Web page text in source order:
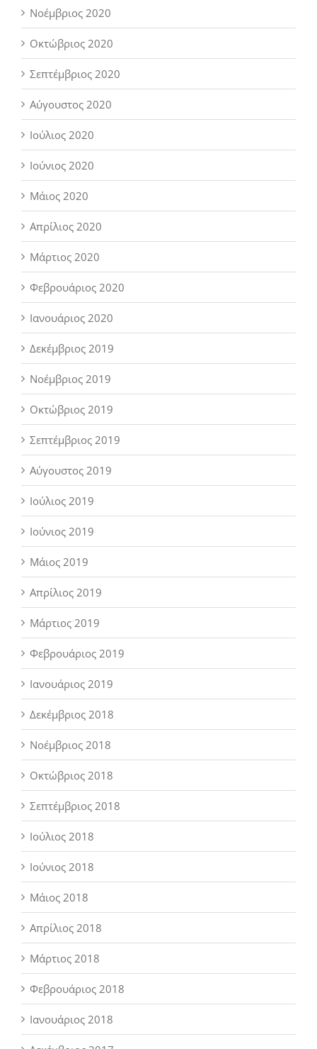
Νοέμβριος 2020
Οκτώβριος 2020
Σεπτέμβριος 2020
Αύγουστος 2020
Ιούλιος 2020
Ιούνιος 2020
Μάιος 2020
Απρίλιος 2020
Μάρτιος 2020
Φεβρουάριος 2020
Ιανουάριος 2020
Δεκέμβριος 2019
Νοέμβριος 2019
Οκτώβριος 2019
Σεπτέμβριος 2019
Αύγουστος 2019
Ιούλιος 2019
Ιούνιος 2019
Μάιος 2019
Απρίλιος 2019
Μάρτιος 2019
Φεβρουάριος 2019
Ιανουάριος 2019
Δεκέμβριος 2018
Νοέμβριος 2018
Οκτώβριος 2018
Σεπτέμβριος 2018
Ιούλιος 2018
Ιούνιος 2018
Μάιος 2018
Απρίλιος 2018
Μάρτιος 2018
Φεβρουάριος 2018
Ιανουάριος 2018